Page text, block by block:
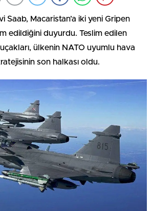
Saab, Macaristan’a iki yeni Gripen
edildiğini duyurdu. Teslim edilen
ülkenin NATO uyumlu hava
son halkası oldu.